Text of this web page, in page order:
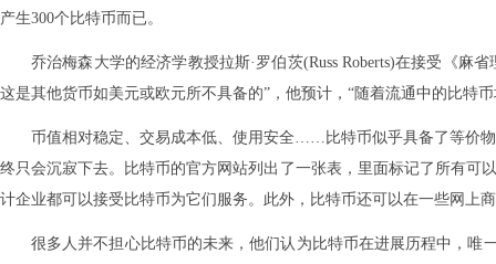
产生300个比特币而已。
乔治梅森大学的经济学教授拉斯·罗伯茨(Russ Roberts)在接受《麻
这是其他货币如美元或欧元所不具备的”，他预计，“随着流通中的比特
币值相对稳定、交易成本低、使用安全……比特币似乎具备了等价
终只会沉寂下去。比特币的官方网站列出了一张表，里面标记了所有可
计企业都可以接受比特币为它们服务。此外，比特币还可以在一些网上
很多人并不担心比特币的未来，他们认为比特币在进展历程中，